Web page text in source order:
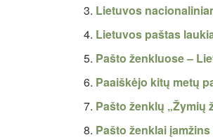
Lietuvos
Lietuvos paštas
Pašto ženkluose –
Paaiškėjo kitų metų
Pašto ženklų „Žymių
Pašto ženklai